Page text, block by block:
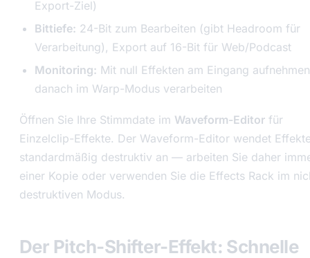
Export-Ziel)
Bittiefe: 24-Bit zum Bearbeiten (gibt Headroom für
Verarbeitung), Export auf 16-Bit für Web/Podcast
Monitoring: Mit null Effekten am Eingang
danach im Warp-Modus verarbeiten
Öffnen Sie Ihre Stimmdate im Waveform-Editor für
Einzelclip-Effekte. Der Waveform-Editor wendet
standardmäßig destruktiv an — arbeiten Sie daher
einer Kopie oder verwenden Sie die Effects Rack im
destruktiven Modus.
Der Pitch-Shifter-Effekt: Schnelle